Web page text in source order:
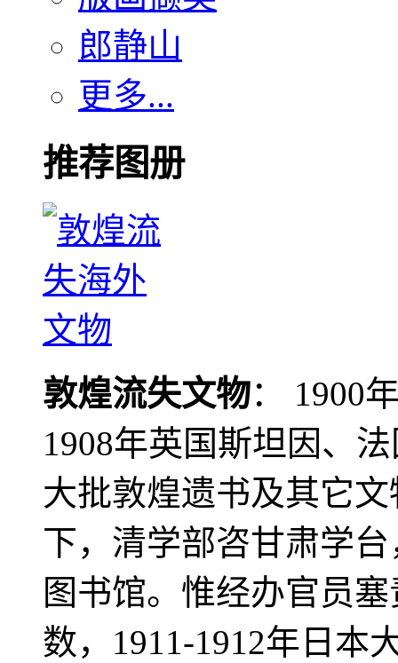
郎静山
更多...
推荐图册
敦煌流失文物： 1900
1908年英国斯坦因、
大批敦煌遗书及其它
下，清学部咨甘肃学
图书馆。惟经办官员
数，1911-1912年日本